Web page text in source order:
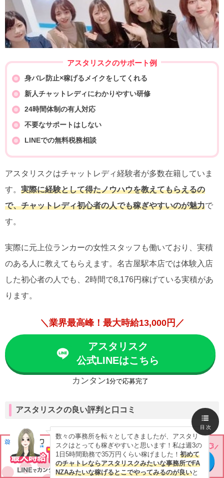
アスタリスクのサポート例
身バレ防止×稼げるメイクをしてくれる
新人チャットレディにわかりやすい研修
24時間体制の有人対応
不要なサポートはしない
LINEでの無料税務相談
アスタリスクはチャットレディ経験者が多数在籍していま
す。 実際に経験として得たノウハウを教えてもらえるの
で、チャットレディ初心者の人でも稼ぎやすいのが魅力で
す。
実際に元上位ランカーの女性スタッフも働いており、実積
のある人に教えてもらえます。名古屋駅本店では体験入店
した初心者の人でも、2時間で8,176円稼げている実積があ
ります。
＼業界最高峰！最大時給13,000円／
アスタリスク
公式LINEはこちら
カンタン1分で応募完了
アスタリスクの良い評判と口コミ
数々の事務所を転々としてきましたが、アスタリ
スクはとっても稼ぎやすいと思います！私は週3の
1日5時間勤務で35万円くらい稼げました！ 初めて
のチャトレならアスタリスクみたいな事務所でFA
NZAみたいな稼げるとこでやってみるのが良いと
目次